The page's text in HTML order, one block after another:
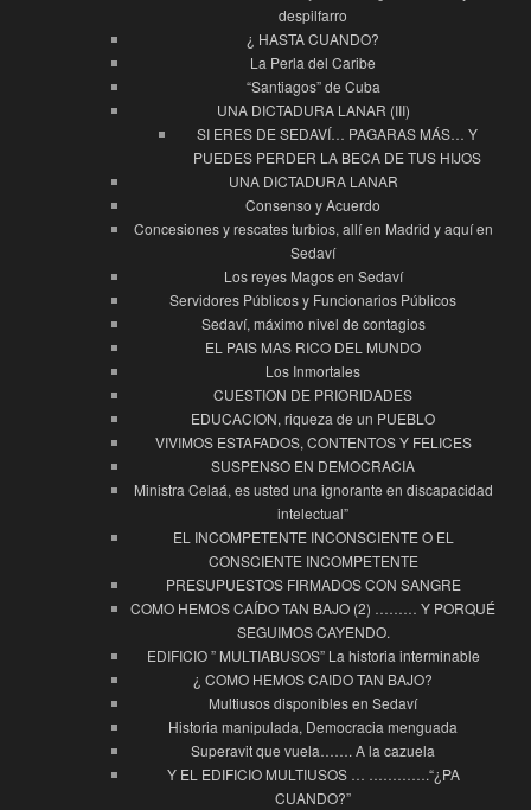
despilfarro
¿ HASTA CUANDO?
La Perla del Caribe
“Santiagos” de Cuba
UNA DICTADURA LANAR (III)
SI ERES DE SEDAVÍ… PAGARAS MÁS… Y
PUEDES PERDER LA BECA DE TUS HIJOS
UNA DICTADURA LANAR
Consenso y Acuerdo
Concesiones y rescates turbios, allí en Madrid y aquí en
Sedaví
Los reyes Magos en Sedaví
Servidores Públicos y Funcionarios Públicos
Sedaví, máximo nivel de contagios
EL PAIS MAS RICO DEL MUNDO
Los Inmortales
CUESTION DE PRIORIDADES
EDUCACION, riqueza de un PUEBLO
VIVIMOS ESTAFADOS, CONTENTOS Y FELICES
SUSPENSO EN DEMOCRACIA
Ministra Celaá, es usted una ignorante en discapacidad
intelectual”
EL INCOMPETENTE INCONSCIENTE O EL
CONSCIENTE INCOMPETENTE
PRESUPUESTOS FIRMADOS CON SANGRE
COMO HEMOS CAÍDO TAN BAJO (2) ……… Y PORQUÉ
SEGUIMOS CAYENDO.
EDIFICIO ” MULTIABUSOS” La historia interminable
¿ COMO HEMOS CAIDO TAN BAJO?
Multiusos disponibles en Sedaví
Historia manipulada, Democracia menguada
Superavit que vuela……. A la cazuela
Y EL EDIFICIO MULTIUSOS … ………….“¿PA
CUANDO?”